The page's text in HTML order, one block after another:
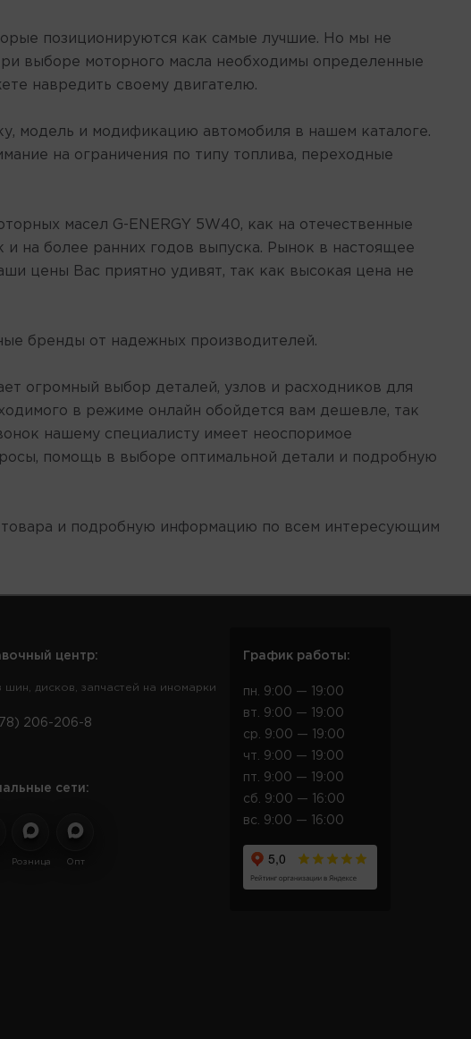
позиционируются как самые лучшие. Но мы не
выборе моторного масла необходимы определенные
навредить своему двигателю.
модель и модификацию автомобиля в нашем каталоге.
на ограничения по типу топлива, переходные
масел G-ENERGY 5W40, как на отечественные
на более ранних годов выпуска. Рынок в настоящее
цены Вас приятно удивят, так как высокая цена не
бренды от надежных производителей.
огромный выбор деталей, узлов и расходников для
в режиме онлайн обойдется вам дешевле, так
нашему специалисту имеет неоспоримое
помощь в выборе оптимальной детали и подробную
и подробную информацию по всем интересующим
центр:
шин, дисков, запчастей на иномарки
206-206-8
сети:
Розница Опт
График работы:
пн. 9:00 — 19:00
вт. 9:00 — 19:00
ср. 9:00 — 19:00
чт. 9:00 — 19:00
пт. 9:00 — 19:00
сб. 9:00 — 16:00
вс. 9:00 — 16:00